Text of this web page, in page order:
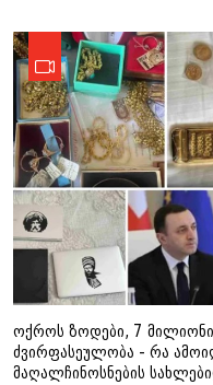
ოქროს ზოდები, 7
ძვირფასეულობა - რა
მაღალჩინოსნების